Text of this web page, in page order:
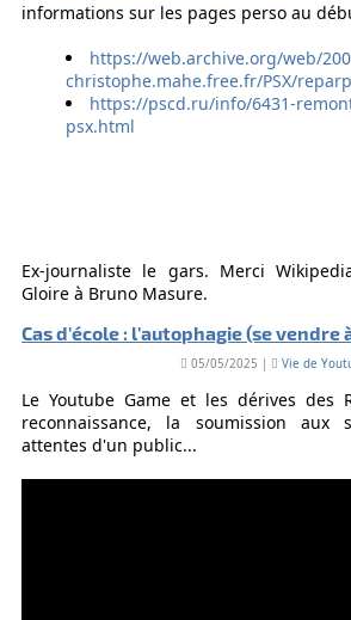
informations sur les pages perso au
https://web.archive.org/web/
christophe.mahe.free.fr/PSX/
https://pscd.ru/info/6431-
psx.html
Ex-journaliste le gars. Merci
Gloire à Bruno Masure.
Cas d'école : l'autophagie (se vendre
05/05/2025 | Vie de
Le Youtube Game et les dérives des
reconnaissance, la soumission aux
attentes d'un public...